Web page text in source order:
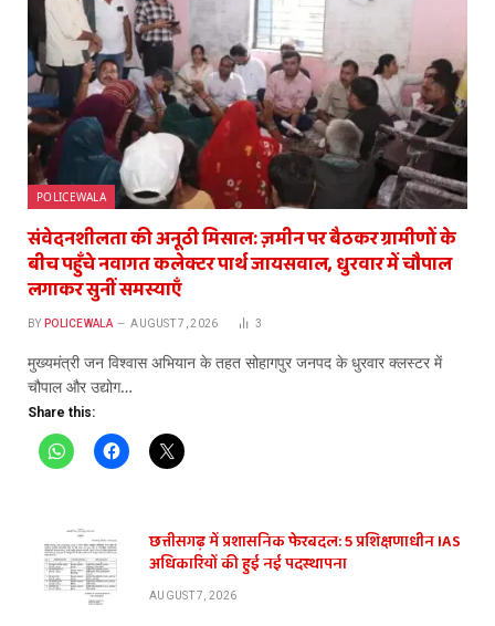
POLICEWALA
संवेदनशीलता की अनूठी मिसाल: ज़मीन पर बैठकर ग्रामीणों के
बीच पहुँचे नवागत कलेक्टर पार्थ जायसवाल, धुरवार में चौपाल
लगाकर सुनीं समस्याएँ
BY POLICEWALA AUGUST 7, 2026 3
​मुख्यमंत्री जन विश्वास अभियान के तहत सोहागपुर जनपद के धुरवार क्लस्टर में
चौपाल और उद्योग…
Share this:
छत्तीसगढ़ में प्रशासनिक फेरबदल: 5 प्रशिक्षणाधीन IAS
अधिकारियों की हुई नई पदस्थापना
AUGUST 7, 2026